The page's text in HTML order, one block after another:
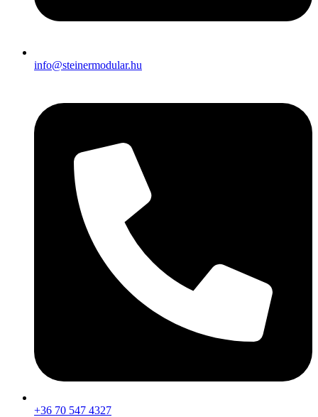
info@steinermodular.hu
+36 70 547 4327